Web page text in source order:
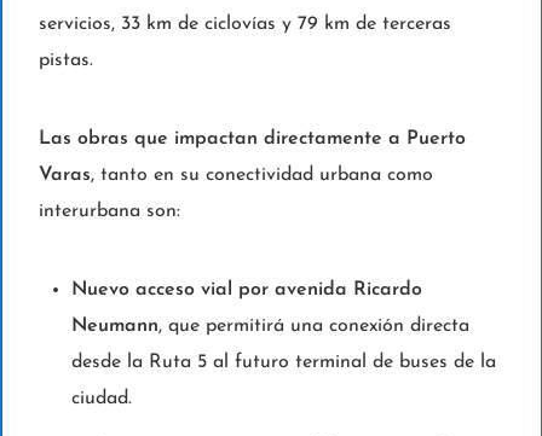
servicios, 33 km de ciclovías y 79 km de terceras
pistas.
Las obras que impactan directamente a Puerto
Varas, tanto en su conectividad urbana como
interurbana son:
Nuevo acceso vial por avenida Ricardo
Neumann, que permitirá una conexión directa
desde la Ruta 5 al futuro terminal de buses de la
ciudad.